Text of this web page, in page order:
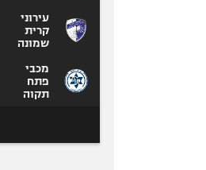
עירוני
קרית
שמונה
מכבי
פתח
תקוה